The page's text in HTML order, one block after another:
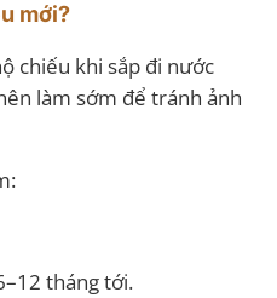
mới?
chiếu khi sắp đi nước
làm sớm để tránh ảnh
tháng tới.